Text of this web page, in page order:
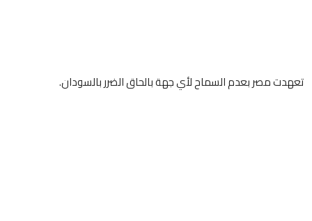
تعهدت مصر بعدم السماح لأي جهة بالحاق الضرر بالسودان.